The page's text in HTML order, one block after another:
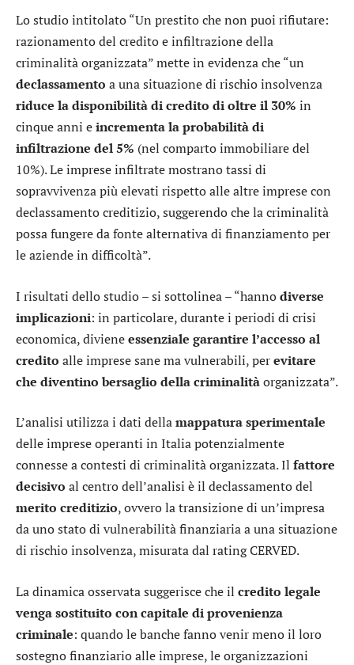
Lo studio intitolato “Un prestito che non puoi rifiutare:
razionamento del credito e infiltrazione della
criminalità organizzata” mette in evidenza che “un
declassamento a una situazione di rischio insolvenza
riduce la disponibilità di credito di oltre il 30% in
cinque anni eincrementa la probabilità di
infiltrazione del 5% (nel comparto immobiliare del
10%). Le imprese infiltrate mostrano tassi di
sopravvivenza più elevati rispetto alle altre imprese con
declassamento creditizio, suggerendo che la criminalità
possa fungere da fonte alternativa di finanziamento per
le aziende in difficoltà”.
I risultati dello studio – si sottolinea – “hannodiverse
implicazioni: in particolare, durante i periodi di crisi
economica, divieneessenziale garantire l’accesso al
credito alle imprese sane ma vulnerabili, perevitare
che diventino bersaglio della criminalitàorganizzata”.
L’analisi utilizza i dati dellamappatura sperimentale
delle imprese operanti in Italia potenzialmente
connesse a contesti di criminalità organizzata. Il fattore
decisivo al centro dell’analisi è il declassamento del
merito creditizio, ovvero la transizione di un’impresa
da uno stato di vulnerabilità finanziaria a una situazione
di rischio insolvenza, misurata dal rating CERVED.
La dinamica osservata suggerisce che il credito legale
venga sostituito con capitale di provenienza
criminale: quando le banche fanno venir meno il loro
sostegno finanziario alle imprese, le organizzazioni